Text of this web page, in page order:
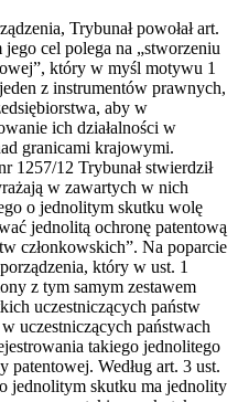
Trybunał powołał art.
cel polega na „stworzeniu
który w myśl motywu 1
z instrumentów prawnych,
aby w
ich działalności w
granicami krajowymi.
1257/12 Trybunał stwierdził
w zawartych w nich
o jednolitym skutku wolę
jednolitą ochronę patentową
członkowskich”. Na poparcie
który w ust. 1
z tym samym zestawem
uczestniczących państw
uczestniczących państwach
takiego jednolitego
Według art. 3 ust.
jednolitym skutku ma jednolity